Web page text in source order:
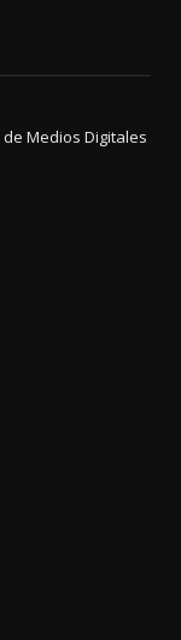
Medios Digitales